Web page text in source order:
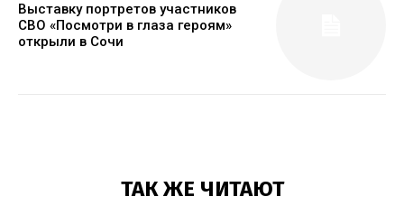
Выставку портретов участников
СВО «Посмотри в глаза героям»
открыли в Сочи
ТАК ЖЕ ЧИТАЮТ